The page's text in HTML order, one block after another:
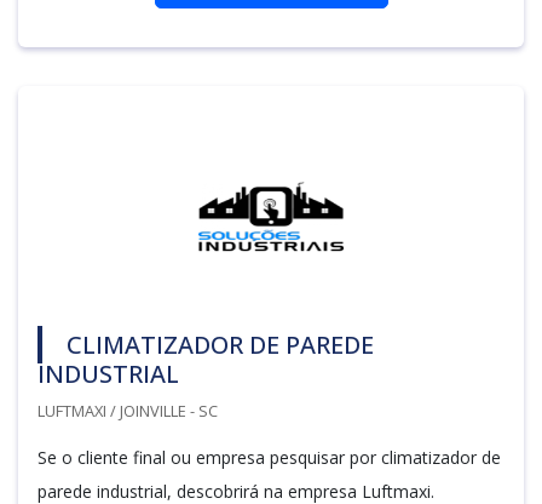
CLIMATIZADOR DE PAREDE
INDUSTRIAL
LUFTMAXI / JOINVILLE - SC
Se o cliente final ou empresa pesquisar por climatizador de
parede industrial, descobrirá na empresa Luftmaxi.